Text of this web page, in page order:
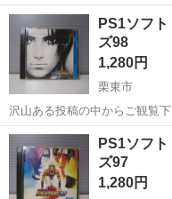
備、イベント警備 <雇用形態>
日給9,500円～12,000円、2日
アルバイト・パート
PS1ソフ
ズ98
1,280円
栗東市
沢山ある投稿の中からご観覧下さ
ついて＞ Sony PlayStation THE KING OF FIGHTERS '98 ソニー
プレイステーション 専用ソフ
滋賀 栗東市 テレビゲ
PS1ソフ
ズ97
1,280円